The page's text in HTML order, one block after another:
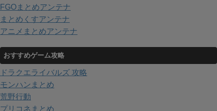
FGOまとめアンテナ
まとめくすアンテナ
アニメまとめアンテナ
おすすめゲーム攻略
ドラクエライバルズ 攻略
モンハンまとめ
荒野行動
プリコネまとめ